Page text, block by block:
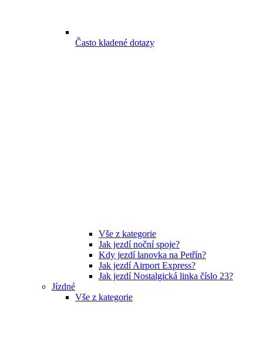
Často kladené dotazy
Vše z kategorie
Jak jezdí noční spoje?
Kdy jezdí lanovka na Petřín?
Jak jezdí Airport Express?
Jak jezdí Nostalgická linka číslo 23?
Jízdné
Vše z kategorie